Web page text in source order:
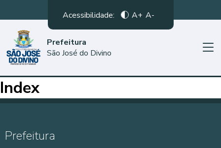
Acessibilidade: A+ A-
Prefeitura
São José do Divino
Index
Prefeitura